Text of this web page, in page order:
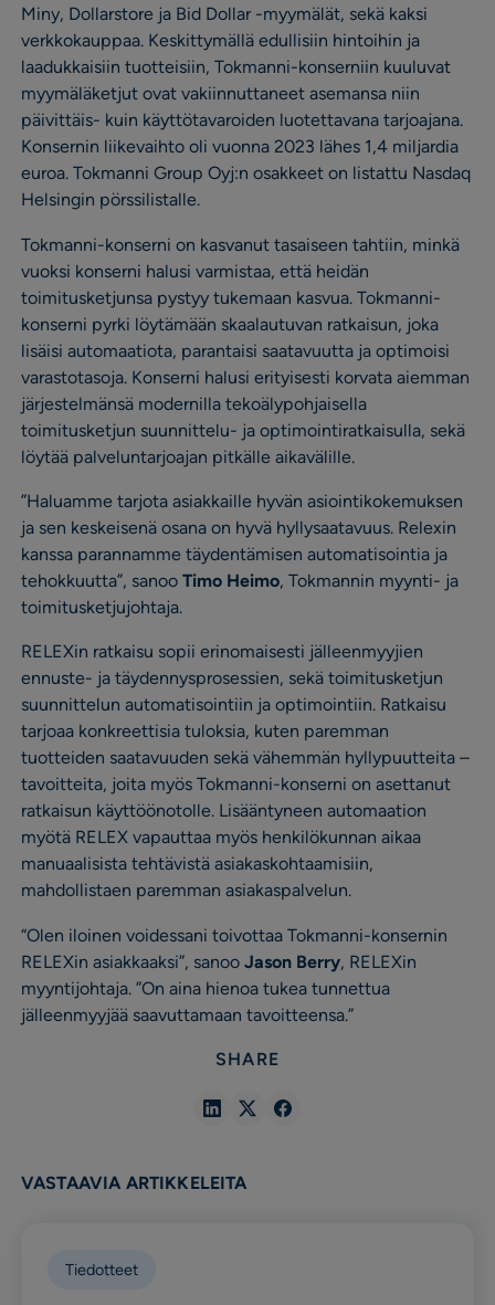
Miny, Dollarstore ja Bid Dollar -myymälät, sekä kaksi
verkkokauppaa. Keskittymällä edullisiin hintoihin ja
laadukkaisiin tuotteisiin, Tokmanni-konserniin kuuluvat
myymäläketjut ovat vakiinnuttaneet asemansa niin
päivittäis- kuin käyttötavaroiden luotettavana tarjoajana.
Konsernin liikevaihto oli vuonna 2023 lähes 1,4 miljardia
euroa. Tokmanni Group Oyj:n osakkeet on listattu Nasdaq
Helsingin pörssilistalle.
Tokmanni-konserni on kasvanut tasaiseen tahtiin, minkä
vuoksi konserni halusi varmistaa, että heidän
toimitusketjunsa pystyy tukemaan kasvua. Tokmanni-
konserni pyrki löytämään skaalautuvan ratkaisun, joka
lisäisi automaatiota, parantaisi saatavuutta ja optimoisi
varastotasoja. Konserni halusi erityisesti korvata aiemman
järjestelmänsä modernilla tekoälypohjaisella
toimitusketjun suunnittelu- ja optimointiratkaisulla, sekä
löytää palveluntarjoajan pitkälle aikavälille.
”Haluamme tarjota asiakkaille hyvän asiointikokemuksen
ja sen keskeisenä osana on hyvä hyllysaatavuus. Relexin
kanssa parannamme täydentämisen automatisointia ja
tehokkuutta”, sanoo Timo Heimo, Tokmannin myynti- ja
toimitusketjujohtaja.
RELEXin ratkaisu sopii erinomaisesti jälleenmyyjien
ennuste- ja täydennysprosessien, sekä toimitusketjun
suunnittelun automatisointiin ja optimointiin. Ratkaisu
tarjoaa konkreettisia tuloksia, kuten paremman
tuotteiden saatavuuden sekä vähemmän hyllypuutteita –
tavoitteita, joita myös Tokmanni-konserni on asettanut
ratkaisun käyttöönotolle. Lisääntyneen automaation
myötä RELEX vapauttaa myös henkilökunnan aikaa
manuaalisista tehtävistä asiakaskohtaamisiin,
mahdollistaen paremman asiakaspalvelun.
“Olen iloinen voidessani toivottaa Tokmanni-konsernin
RELEXin asiakkaaksi”, sanoo Jason Berry, RELEXin
myyntijohtaja. ”On aina hienoa tukea tunnettua
jälleenmyyjää saavuttamaan tavoitteensa.”
SHARE
ShareShareShare
VASTAAVIA ARTIKKELEITA
Tiedotteet